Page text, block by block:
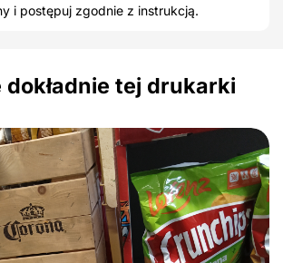
i postępuj zgodnie z instrukcją.
dokładnie tej drukarki